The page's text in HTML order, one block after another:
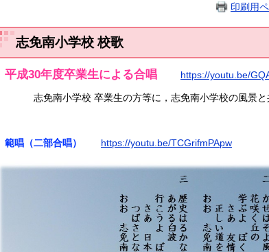
印刷用
志免南小学校 校歌
平成30年度卒業生による合唱 https://youtu.be/
志免南小学校 卒業生の方等に，志免南小学校の風景と共
範唱（二部合唱） https://youtu.be/TCGrifmPApw